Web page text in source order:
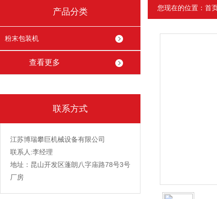
产品分类
粉末包装机
查看更多
联系方式
江苏博瑞攀巨机械设备有限公司
联系人:李经理
地址：昆山开发区蓬朗八字庙路78号3号
厂房
您现在的位置： 首